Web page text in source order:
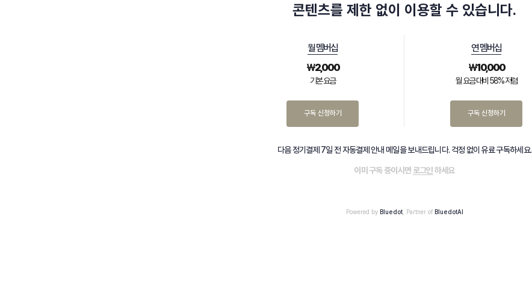
콘텐츠를 제한 없이 이용할 수 있습니다.
월 멤버십
₩2,000
기본 요금
구독 신청하기
연 멤버십
₩10,000
월 요금 대비 58% 저렴
구독 신청하기
다음 정기결제 7일 전 자동결제 안내 메일을 보내드립니다. 걱정 없이 유료 구독하세요.
이미 구독 중이시면 로그인하세요
Powered by Bluedot, Partner of BluedotAI